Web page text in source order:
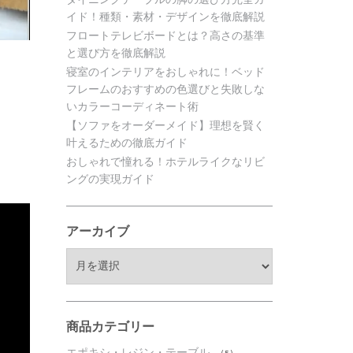
イド！種類・素材・デザインを徹底解説
フロートテレビボードとは？高さの基準
と選び方を徹底解説
寝室のインテリアをおしゃれに！ベッド
フレームのおすすめの色選びと失敗しな
いカラーコーディネート術
【ソファをオーダーメイド】理想を賢く
叶えるための徹底ガイド
おしゃれで憧れる！ホテルライクなリビ
ングの実現ガイド
アーカイブ
ブ
商品カテゴリー